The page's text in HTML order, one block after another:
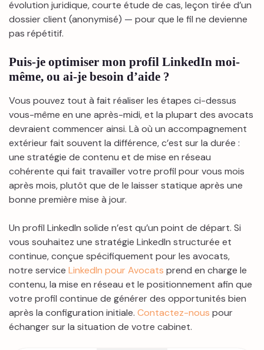
évolution juridique, courte étude de cas, leçon tirée d’un
dossier client (anonymisé) — pour que le fil ne devienne
pas répétitif.
Puis-je optimiser mon profil LinkedIn moi-
même, ou ai-je besoin d’aide ?
Vous pouvez tout à fait réaliser les étapes ci-dessus
vous-même en une après-midi, et la plupart des avocats
devraient commencer ainsi. Là où un accompagnement
extérieur fait souvent la différence, c’est sur la durée :
une stratégie de contenu et de mise en réseau
cohérente qui fait travailler votre profil pour vous mois
après mois, plutôt que de le laisser statique après une
bonne première mise à jour.
Un profil LinkedIn solide n’est qu’un point de départ. Si
vous souhaitez une stratégie LinkedIn structurée et
continue, conçue spécifiquement pour les avocats,
notre service LinkedIn pour Avocats prend en charge le
contenu, la mise en réseau et le positionnement afin que
votre profil continue de générer des opportunités bien
après la configuration initiale. Contactez-nous pour
échanger sur la situation de votre cabinet.